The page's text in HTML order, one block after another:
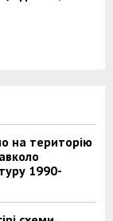
на територію
1990-